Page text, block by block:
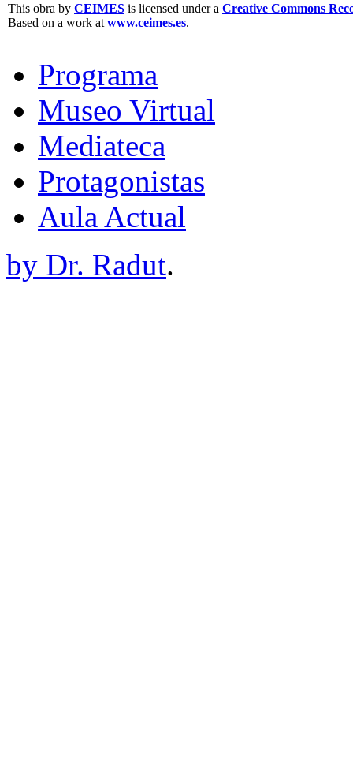
This obra by CEIMES is licensed under a Creative Commons
Based on a work at www.ceimes.es.
Programa
Museo Virtual
Mediateca
Protagonistas
Aula Actual
by Dr. Radut.